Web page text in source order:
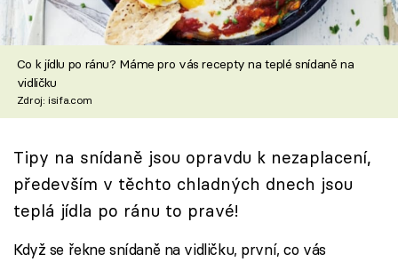
Recepty z TV
Speciál: Cuketa
Těhotnej kuchař
Sledujte prima+
Přihlášení
Co k jídlu po ránu? Máme pro vás recepty na teplé snídaně na
vidličku
Zdroj: isifa.com
Tipy na snídaně jsou opravdu k nezaplacení,
především v těchto chladných dnech jsou
teplá jídla po ránu to pravé!
Když se řekne snídaně na vidličku, první, co vás